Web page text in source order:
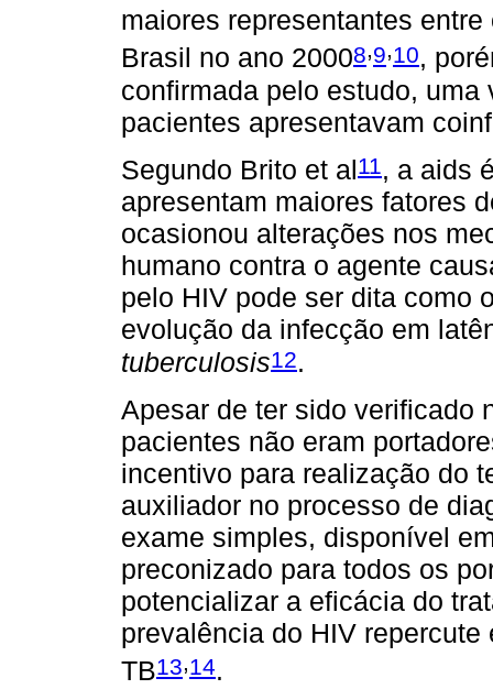
maiores representantes
Brasil no ano 20008,9,10,
confirmada pelo estudo,
pacientes apresentavam
Segundo Brito et al11, a aids
apresentam maiores fatores
ocasionou alterações nos
humano contra o agente
pelo HIV pode ser dita como
evolução da infecção em
tuberculosis12.
Apesar de ter sido verificado
pacientes não eram
incentivo para realização do
auxiliador no processo de
exame simples, disponível
preconizado para todos os
potencializar a eficácia do
prevalência do HIV
TB13,14.